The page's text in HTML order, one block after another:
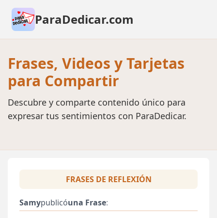
ParaDedicar.com
Frases, Videos y Tarjetas
para Compartir
Descubre y comparte contenido único para
expresar tus sentimientos con ParaDedicar.
FRASES DE REFLEXIÓN
Samypublicóuna Frase: